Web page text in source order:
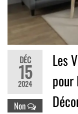
DÉC
15
2024
Non
Les